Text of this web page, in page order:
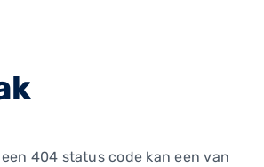
404 status code kan een van